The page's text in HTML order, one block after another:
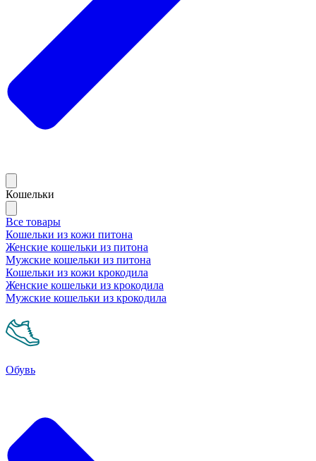
Кошельки
Все товары
Кошельки из кожи питона
Женские кошельки из питона
Мужские кошельки из питона
Кошельки из кожи крокодила
Женские кошельки из крокодила
Мужские кошельки из крокодила
Обувь